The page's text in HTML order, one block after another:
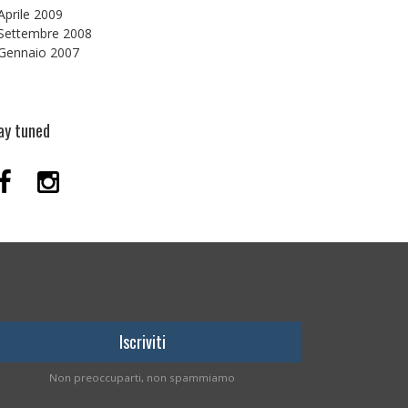
2009
2008
2007
tuned
Non preoccuparti, non spammiamo